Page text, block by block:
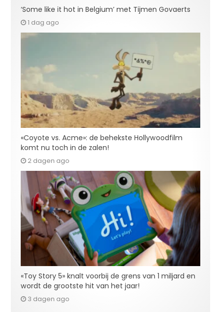
‘Some like it hot in Belgium’ met Tijmen Govaerts
1 dag ago
«Coyote vs. Acme»: de behekste Hollywoodfilm
komt nu toch in de zalen!
2 dagen ago
«Toy Story 5» knalt voorbij de grens van 1 miljard en
wordt de grootste hit van het jaar!
3 dagen ago